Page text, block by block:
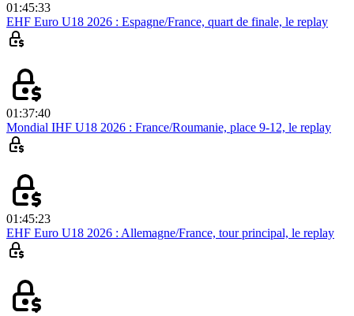
01:45:33
EHF Euro U18 2026 : Espagne/France, quart de finale, le replay
01:37:40
Mondial IHF U18 2026 : France/Roumanie, place 9-12, le replay
01:45:23
EHF Euro U18 2026 : Allemagne/France, tour principal, le replay